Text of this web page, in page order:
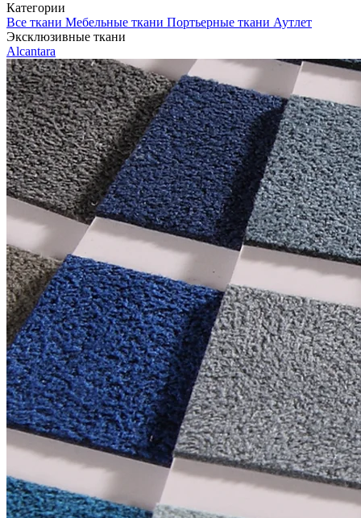
Категории
Все ткани Мебельные ткани Портьерные ткани Аутлет
Эксклюзивные ткани
Alcantara